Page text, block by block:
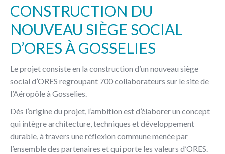
CONSTRUCTION DU
NOUVEAU SIÈGE SOCIAL
D’ORES À GOSSELIES
Le projet consiste en la construction d’un nouveau siège
social d’ORES regroupant 700 collaborateurs sur le site de
l’Aéropôle à Gosselies.
Dès l’origine du projet, l’ambition est d’élaborer un concept
qui intègre architecture, techniques et développement
durable, à travers une réflexion commune menée par
l’ensemble des partenaires et qui porte les valeurs d’ORES.